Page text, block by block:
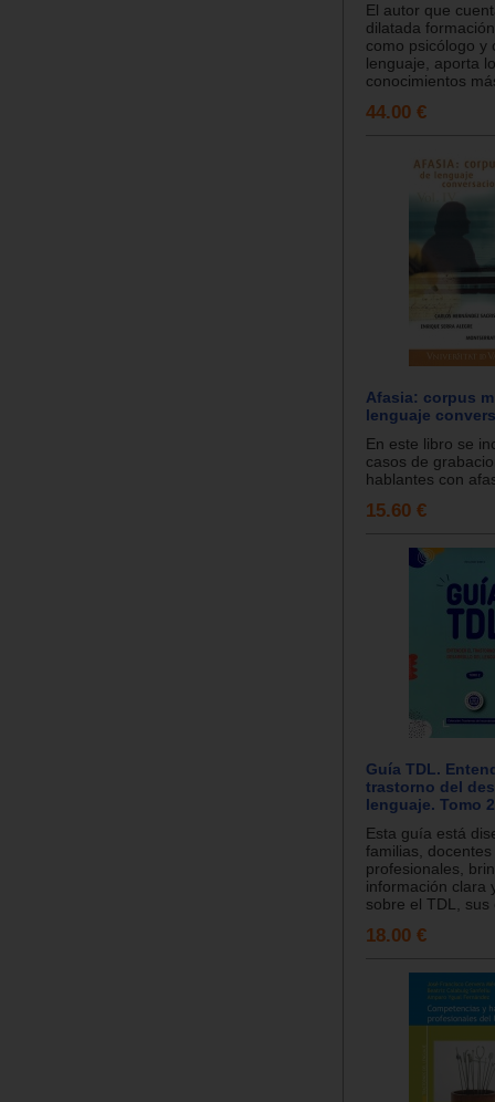
El autor que
dilatada
como psicólogo y
lenguaje, aporta
conocimientos
44.00 €
Afasia: corpus
lenguaje
En este libro se
casos de
hablantes con
15.60 €
Guía TDL.
trastorno del
lenguaje. Tomo 2
Esta guía está
familias, docentes
profesionales,
información clara
sobre el TDL, sus
18.00 €